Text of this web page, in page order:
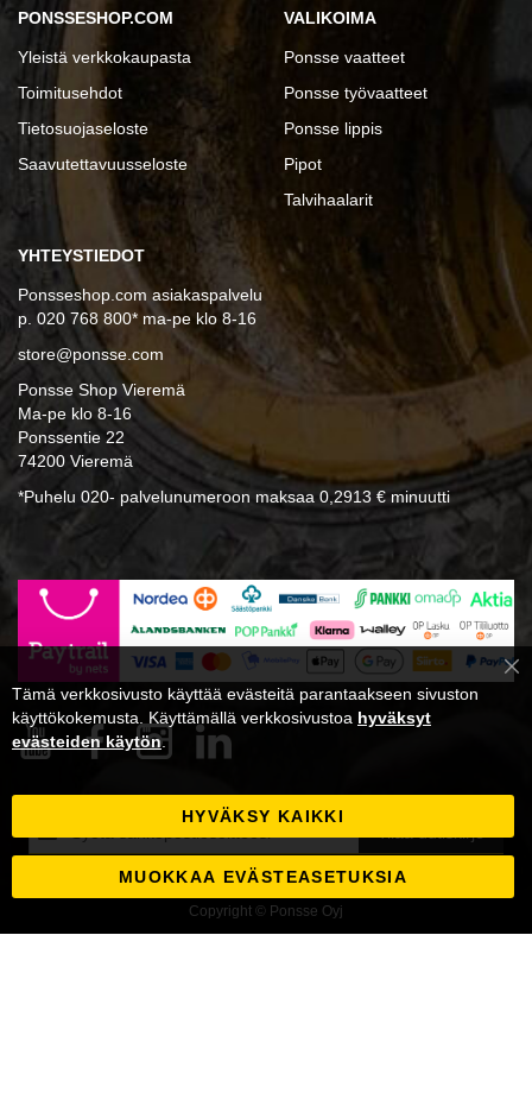
PONSSESHOP.COM
Yleistä verkkokaupasta
Toimitusehdot
Tietosuojaseloste
Saavutettavuusseloste
VALIKOIMA
Ponsse vaatteet
Ponsse työvaatteet
Ponsse lippis
Pipot
Talvihaalarit
YHTEYSTIEDOT
Ponsseshop.com asiakaspalvelu
p. 020 768 800* ma-pe klo 8-16
store@ponsse.com
Ponsse Shop Vieremä
Ma-pe klo 8-16
Ponssentie 22
74200 Vieremä
*Puhelu 020- palvelunumeroon maksaa 0,2913 € minuutti
uutiskirjeemme:
Copyright © Ponsse Oyj
Tämä verkkosivusto käyttää evästeitä parantaakseen sivuston
käyttökokemusta. Käyttämällä verkkosivustoa hyväksyt
evästeiden käytön.
HYVÄKSY KAIKKI
MUOKKAA EVÄSTEASETUKSIA